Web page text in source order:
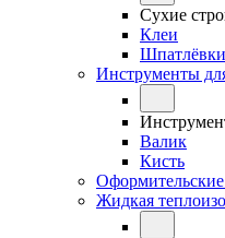
Сухие
Клеи
Шпатлёвки
Инструменты
Валик
Кисть
Жидкая